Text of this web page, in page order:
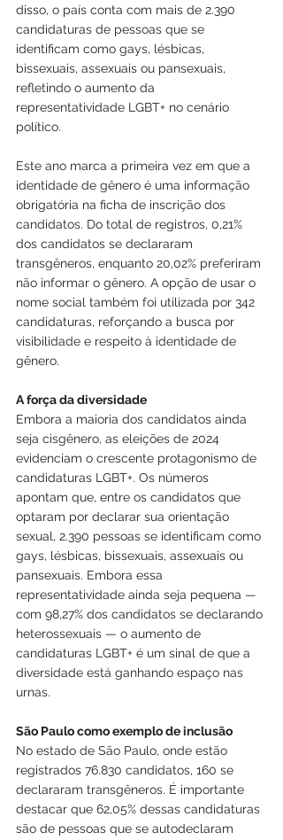
disso, o país conta com mais de 2.390
candidaturas de pessoas que se
identificam como gays, lésbicas,
bissexuais, assexuais ou pansexuais,
refletindo o aumento da
representatividade LGBT+ no cenário
político.
Este ano marca a primeira vez em que a
identidade de gênero é uma informação
obrigatória na ficha de inscrição dos
candidatos. Do total de registros, 0,21%
dos candidatos se declararam
transgêneros, enquanto 20,02% preferiram
não informar o gênero. A opção de usar o
nome social também foi utilizada por 342
candidaturas, reforçando a busca por
visibilidade e respeito à identidade de
gênero.
A força da diversidade
Embora a maioria dos candidatos ainda
seja cisgênero, as eleições de 2024
evidenciam o crescente protagonismo de
candidaturas LGBT+. Os números
apontam que, entre os candidatos que
optaram por declarar sua orientação
sexual, 2.390 pessoas se identificam como
gays, lésbicas, bissexuais, assexuais ou
pansexuais. Embora essa
representatividade ainda seja pequena —
com 98,27% dos candidatos se declarando
heterossexuais — o aumento de
candidaturas LGBT+ é um sinal de que a
diversidade está ganhando espaço nas
urnas.
São Paulo como exemplo de inclusão
No estado de São Paulo, onde estão
registrados 76.830 candidatos, 160 se
declararam transgêneros. É importante
destacar que 62,05% dessas candidaturas
são de pessoas que se autodeclaram